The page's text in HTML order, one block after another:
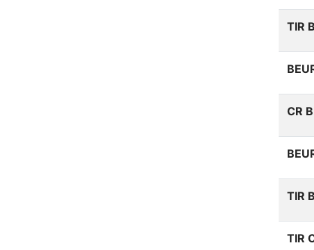
TIR
CR
TIR
TIR